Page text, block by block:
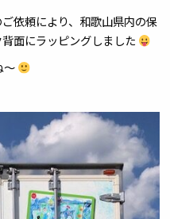
依頼により、和歌山県内の保
面にラッピングしました
～